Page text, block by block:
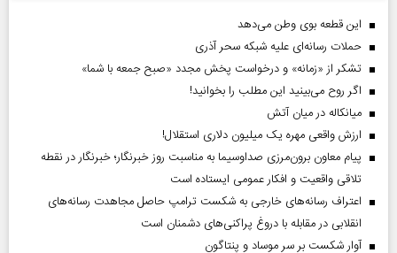
این قطعه بوی وطن می‌دهد
حملات رسانه‌ای علیه شبکه سحر آذری
تشکر از «زمانه» و درخواست پخش مجدد «صبح جمعه با شما»
اگر روح می‌بینید این مطلب را بخوانید!
میانکاله در میان آتش
ارزش واقعی مهره یک میلیون دلاری استقلال!
پیام معاون برون‌مرزی صداوسیما به مناسبت روز خبرنگار؛ خبرنگار در نقطه
تلاقی واقعیت و افکار عمومی ایستاده است
اعتراف رسانه‌های خارجی به شکست ترامپ حاصل مجاهدت رسانه‌های
انقلابی در مقابله با دروغ پراکنی‌های دشمنان است
آوار شکست بر سر موساد و پنتاگون